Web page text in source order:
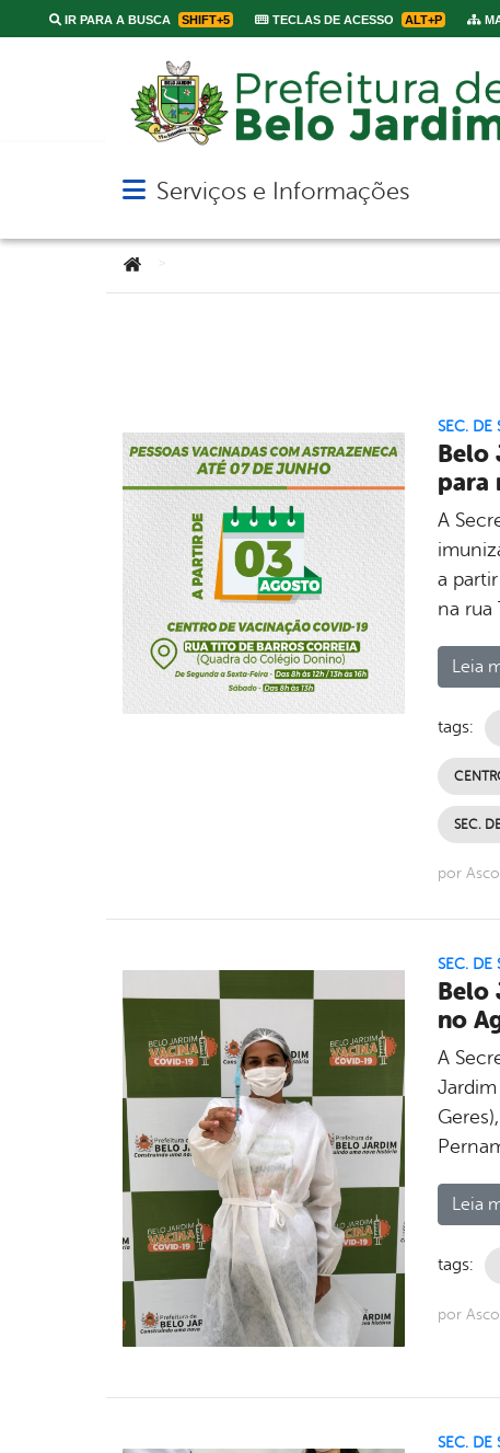
IR PARA A BUSCA SHIFT+5 TECLAS DE ACESSO ALT+P
Abrir menu principal de navegação
Serviços e Informações
Você está aqui:
SEC. DE
Belo
para
A
a
na rua
Leia
tags:
SEC.
por
SEC. DE
Belo
no
A
Leia
tags:
por
SEC. DE